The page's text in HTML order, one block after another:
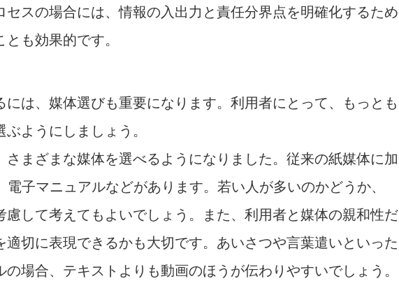
セスの場合には、情報の入出力と責任分界点を明確化するため
も効果的です。
は、媒体選びも重要になります。利用者にとって、もっとも
ようにしましょう。
まざまな媒体を選べるようになりました。従来の紙媒体に加
子マニュアルなどがあります。若い人が多いのかどうか、
慮して考えてもよいでしょう。また、利用者と媒体の親和性だ
切に表現できるかも大切です。あいさつや言葉遣いといった
場合、テキストよりも動画のほうが伝わりやすいでしょう。